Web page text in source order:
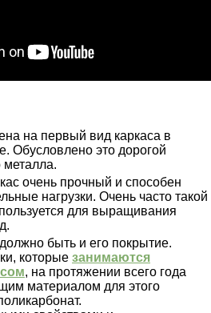
на первый вид каркаса в
Обусловлено это дорогой
металла.
очень прочный и способен
нагрузки. Очень часто такой
для выращивания
быть и его покрытие.
которые занимаются
, на протяжении всего года
материалом для этого